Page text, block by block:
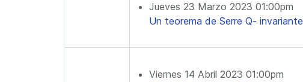
Jueves 23 Marzo 2023 01:00pm
Un teorema de Serre Q- invariante
Viernes 14 Abril 2023 01:00pm